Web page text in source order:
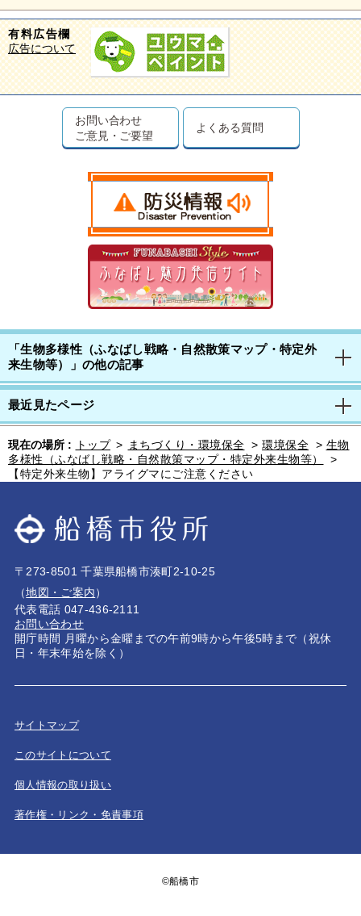
有料広告欄
広告について
お問い合わせ
ご意見・ご要望
よくある質問
「生物多様性（ふなばし戦略・自然散策マップ・特定外
来生物等）」の他の記事
最近見たページ
現在の場所 : トップ > まちづくり・環境保全 > 環境保全 > 生物
多様性（ふなばし戦略・自然散策マップ・特定外来生物等）
>
【特定外来生物】アライグマにご注意ください
〒273-8501 千葉県船橋市湊町2-10-25
（地図・ご案内）
代表電話 047-436-2111
お問い合わせ
開庁時間 月曜から金曜までの午前9時から午後5時まで（祝休
日・年末年始を除く）
サイトマップ
このサイトについて
個人情報の取り扱い
著作権・リンク・免責事項
©船橋市